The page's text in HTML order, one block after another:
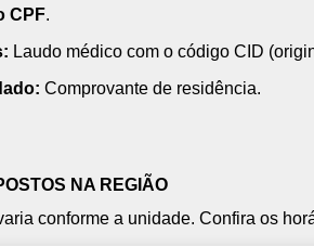
CPF.
Laudo médico com o código CID
Comprovante de residência.
NA REGIÃO
conforme a unidade. Confira os